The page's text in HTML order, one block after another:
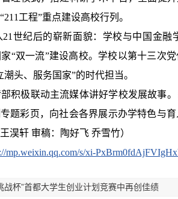
工程”重点建设高校行列。
世纪后的崭新面貌：学校与中国金
“双一流”建设高校。学校以第十三次
头、服务国家”的时代担当。
积极联动主流媒体讲好学校发展故事
题彩页，向社会各界展示办学特色与
王淏轩 审稿：陶好飞 乔雪竹）
mp.weixin.qq.com/s/xi-
战杯”首都大学生创业计划竞赛中再创佳绩